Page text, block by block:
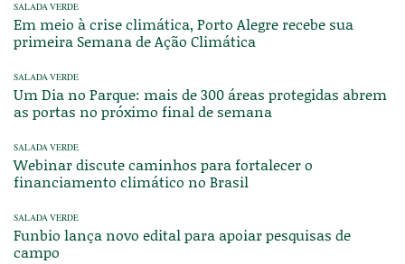
SALADA VERDE
Em meio à crise climática, Porto Alegre recebe sua
primeira Semana de Ação Climática
SALADA VERDE
Um Dia no Parque: mais de 300 áreas protegidas abrem
as portas no próximo final de semana
SALADA VERDE
Webinar discute caminhos para fortalecer o
financiamento climático no Brasil
SALADA VERDE
Funbio lança novo edital para apoiar pesquisas de
campo